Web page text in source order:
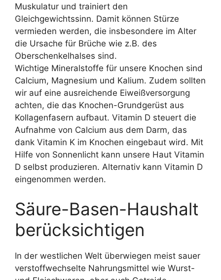
Muskulatur und trainiert den
Gleichgewichtssinn. Damit können Stürze
vermieden werden, die insbesondere im Alter
die Ursache für Brüche wie z.B. des
Oberschenkelhalses sind.
Wichtige Mineralstoffe für unsere Knochen sind
Calcium, Magnesium und Kalium. Zudem sollten
wir auf eine ausreichende Eiweißversorgung
achten, die das Knochen-Grundgerüst aus
Kollagenfasern aufbaut. Vitamin D steuert die
Aufnahme von Calcium aus dem Darm, das
dank Vitamin K im Knochen eingebaut wird. Mit
Hilfe von Sonnenlicht kann unsere Haut Vitamin
D selbst produzieren. Alternativ kann Vitamin D
eingenommen werden.
Säure-Basen-Haushalt
berücksichtigen
In der westlichen Welt überwiegen meist sauer
verstoffwechselte Nahrungsmittel wie Wurst-